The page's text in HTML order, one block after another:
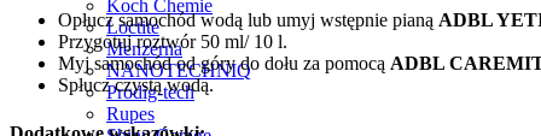
Koch Chemie
Loctite
Menzerna
NANOTECHNIQ
Prodig-tech
Rupes
Opłucz samochód wodą lub umyj wstępnie pianą ADBL
Przygotuj roztwór 50 ml/ 10 l.
Myj samochód od góry do dołu za pomocą ADBL
Spłucz czystą wodą.